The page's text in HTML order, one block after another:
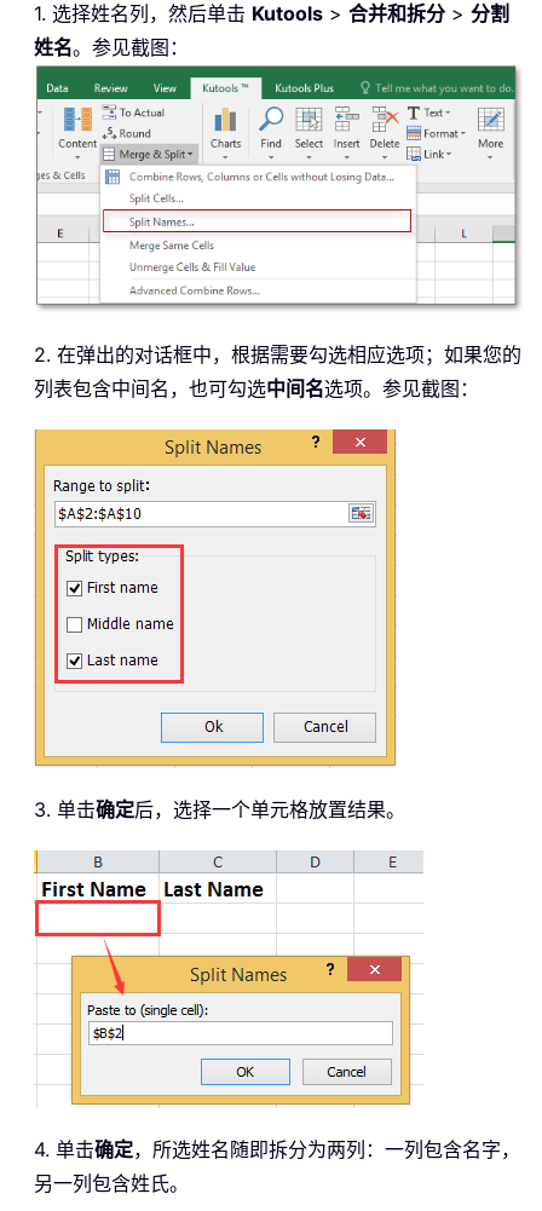
1. 选择姓名列，然后单击 Kutools > 合并和拆分 > 分割
姓名。参见截图：
2. 在弹出的对话框中，根据需要勾选相应选项；如果您的
列表包含中间名，也可勾选中间名选项。参见截图：
3. 单击确定后，选择一个单元格放置结果。
4. 单击确定，所选姓名随即拆分为两列：一列包含名字，
另一列包含姓氏。